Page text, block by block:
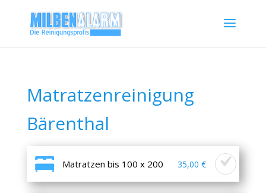
Matratzenreinigung
Bärenthal
Matratzen bis 100 x 200 35,00 €